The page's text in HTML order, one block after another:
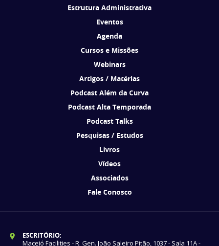
Estrutura Administrativa
Eventos
Agenda
Cursos e Missões
Webinars
Artigos / Matérias
Podcast Além da Curva
Podcast Alta Temporada
Podcast Talks
Pesquisas / Estudos
Livros
Vídeos
Associados
Fale Conosco
ESCRITÓRIO:
Maceió Facilities - R. Gen. João Saleiro Pitão, 1037 - Sala 11A -